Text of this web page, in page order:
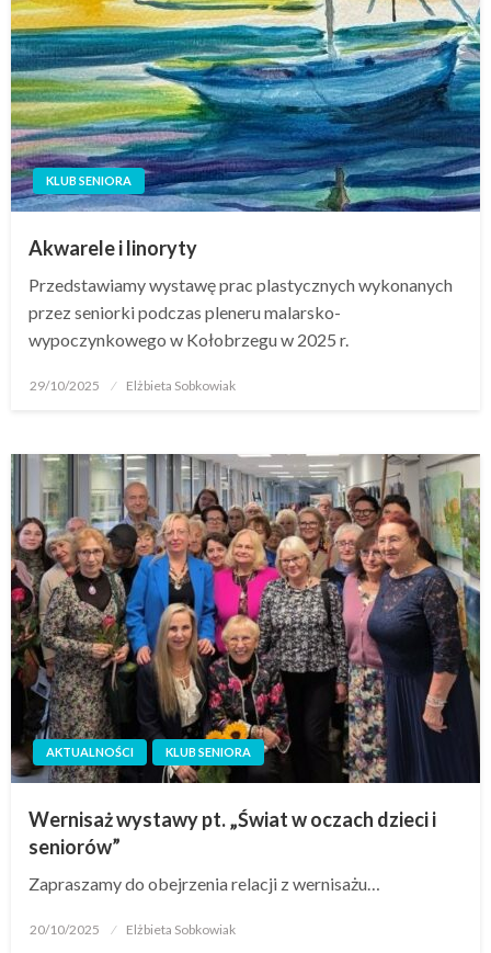
KLUB SENIORA
Akwarele i linoryty
Przedstawiamy wystawę prac plastycznych wykonanych
przez seniorki podczas pleneru malarsko-
wypoczynkowego w Kołobrzegu w 2025 r.
29/10/2025 Elżbieta Sobkowiak
AKTUALNOŚCI KLUB SENIORA
Wernisaż wystawy pt. „Świat w oczach dzieci i
seniorów”
Zapraszamy do obejrzenia relacji z wernisażu…
20/10/2025 Elżbieta Sobkowiak